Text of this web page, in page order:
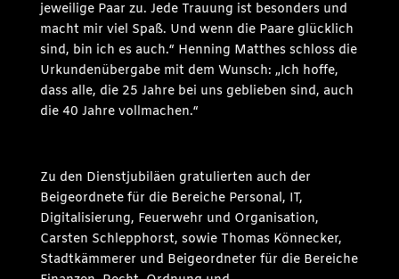
jeweilige Paar zu. Jede Trauung ist besonders und
macht mir viel Spaß. Und wenn die Paare glücklich
sind, bin ich es auch.“ Henning Matthes schloss die
Urkundenübergabe mit dem Wunsch: „Ich hoffe,
dass alle, die 25 Jahre bei uns geblieben sind, auch
die 40 Jahre vollmachen.“
Zu den Dienstjubiläen gratulierten auch der
Beigeordnete für die Bereiche Personal, IT,
Digitalisierung, Feuerwehr und Organisation,
Carsten Schlepphorst, sowie Thomas Könnecker,
Stadtkämmerer und Beigeordneter für die Bereiche